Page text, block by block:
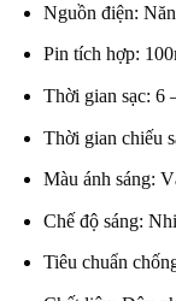
Nguồn điện:
Pin tích hợp:
Thời gian sạc: 6
Thời gian chiếu
Màu ánh sáng:
Chế độ sáng:
Tiêu chuẩn